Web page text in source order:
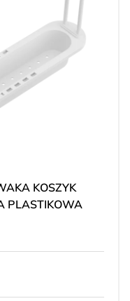
KOSZYK
PLASTIKOWA